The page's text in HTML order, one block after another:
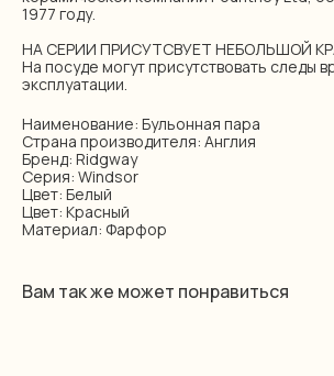
1977 году.
НА СЕРИИ ПРИСУТСВУЕТ НЕБОЛЬШОЙ
На посуде могут присутствовать следы
эксплуатации.
Наименование: Бульонная пара
Страна производителя: Англия
Бренд: Ridgway
Серия: Windsor
Цвет: Белый
Цвет: Красный
Материал: Фарфор
Вам так же может понравиться